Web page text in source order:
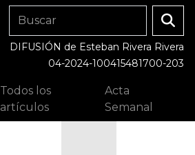
DIFUSIÓN de Esteban Rivera Rivera
04-2024-100415481700-203
Todos los
artículos
Acta
Semanal